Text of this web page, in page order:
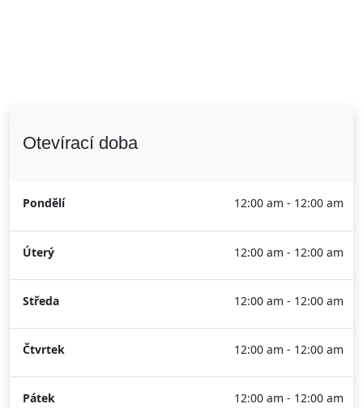
Otevírací doba
Pondělí 12:00 am - 12:00 am
Úterý 12:00 am - 12:00 am
Středa 12:00 am - 12:00 am
Čtvrtek 12:00 am - 12:00 am
Pátek 12:00 am - 12:00 am